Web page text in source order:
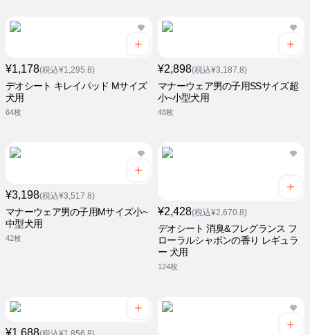
¥1,178(税込¥1,295.8)
デオシート キレイパッド Mサイズ
犬用
64枚
¥2,898(税込¥3,187.8)
マナーウェア男の子用SSサイズ超
小~小型犬用
48枚
¥3,198(税込¥3,517.8)
マナーウェア男の子用Mサイズ小~
中型犬用
42枚
¥2,428(税込¥2,670.8)
デオシート 消臭&フレグランス フ
ローラルシャボンの香り レギュラ
ー 犬用
124枚